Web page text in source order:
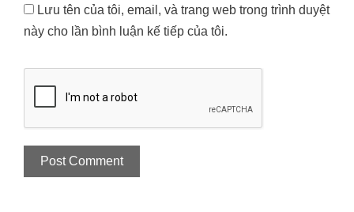
Lưu tên của tôi, email, và trang web trong trình duyệt
này cho lần bình luận kế tiếp của tôi.